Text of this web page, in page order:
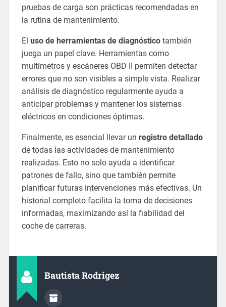
pruebas de carga son prácticas recomendadas en
la rutina de mantenimiento.
El uso de herramientas de diagnósticotambién
juega un papel clave. Herramientas como
multímetros y escáneres OBD II permiten detectar
errores que no son visibles a simple vista. Realizar
análisis de diagnóstico regularmente ayuda a
anticipar problemas y mantener los sistemas
eléctricos en condiciones óptimas.
Finalmente, es esencial llevar un registro detallado
de todas las actividades de mantenimiento
realizadas. Esto no solo ayuda a identificar
patrones de fallo, sino que también permite
planificar futuras intervenciones más efectivas. Un
historial completo facilita la toma de decisiones
informadas, maximizando así la fiabilidad del
coche de carreras.
Bautista Rodrigez